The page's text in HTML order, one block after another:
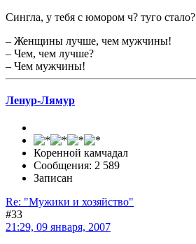
Сингла, у тебя с юмором ч? туго стало?
– Женщины лучше, чем мужчины!
– Чем, чем лучше?
– Чем мужчины!
Ленур-Лямур
Коренной камчадал
Сообщения: 2 589
Записан
Re: "Мужики и хозяйство"
#33
21:29, 09 января, 2007